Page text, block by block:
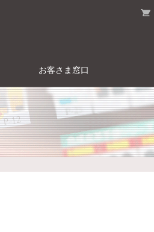
お客さま窓口